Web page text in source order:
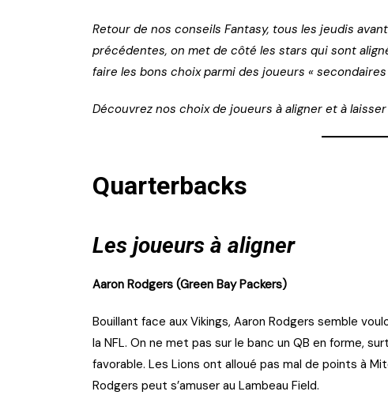
Retour de nos conseils Fantasy, tous les jeudis
précédentes, on met de côté les stars qui sont
faire les bons choix parmi des joueurs « secondaires
Découvrez nos choix de joueurs à aligner et à
Quarterbacks
Les joueurs à aligner
Aaron Rodgers (Green Bay Packers)
Bouillant face aux Vikings, Aaron Rodgers semble
la NFL. On ne met pas sur le banc un QB en forme,
favorable. Les Lions ont alloué pas mal de points à
Rodgers peut s’amuser au Lambeau Field.